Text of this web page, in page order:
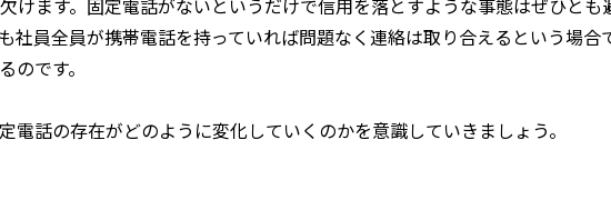
けます。固定電話がないというだけで信用を落とすような事態はぜひとも
社員全員が携帯電話を持っていれば問題なく連絡は取り合えるという場合
です。
話の存在がどのように変化していくのかを意識していきましょう。